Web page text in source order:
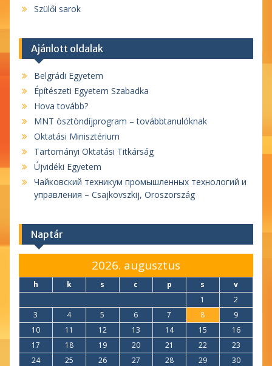
Szülői sarok
Ajánlott oldalak
Belgrádi Egyetem
Építészeti Egyetem Szabadka
Hova tovább?
MNT ösztöndíjprogram – továbbtanulóknak
Oktatási Minisztérium
Tartományi Oktatási Titkárság
Újvidéki Egyetem
Чайковский техникум промышленных технологий и
управления – Csajkovszkij, Oroszország
Naptár
2026. augusztus
h k s c p s v
1
2
3
4 5 6 7 8
9
10
11 12 13 14 15
16
17
18 19 20 21 22
23
24
25 26 27 28 29
30